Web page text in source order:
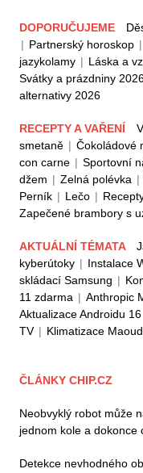
DOPORUČUJEME
| Partnerský horoskop |
jazykolamy | Láska a
Svátky a prázdniny
alternativy 2026
RECEPTY A VAŘENÍ
smetaně | Čokoládové
con carne | Sportovní
džem | Zelná polévka |
Perník | Lečo |
Zapečené brambory s
AKTUÁLNÍ TÉMATA
kyberútoky | Instalace
skládací Samsung |
11 zdarma | Anthropic
Aktualizace Androidu 16
TV | Klimatizace
ČLÁNKY CHIP.CZ
Neobvyklý robot může
jednom kole a dokonce
Detekce nevhodného